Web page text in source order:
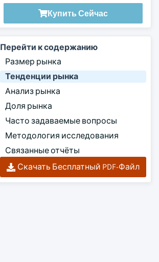
Купить Сейчас
Перейти к содержанию
Размер рынка
Тенденции рынка
Анализ рынка
Доля рынка
Часто задаваемые вопросы
Методология исследования
Связанные отчёты
Скачать Бесплатный PDF-Файл